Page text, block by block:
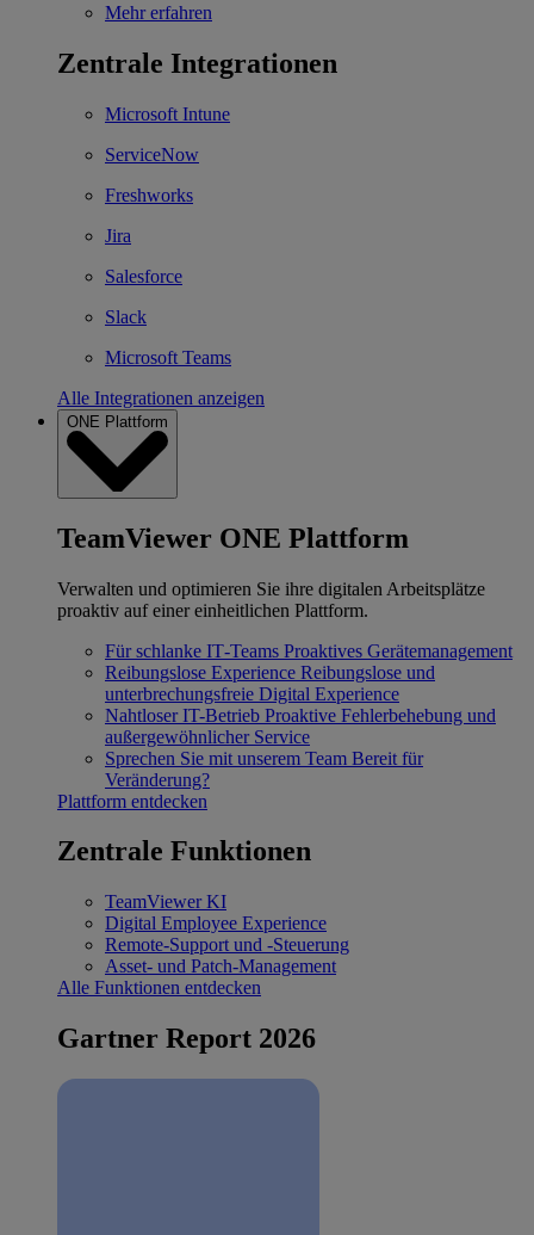
Mehr erfahren
Zentrale Integrationen
Microsoft Intune
ServiceNow
Freshworks
Jira
Salesforce
Slack
Microsoft Teams
Alle Integrationen anzeigen
ONE Plattform
TeamViewer ONE Plattform
Verwalten und optimieren Sie ihre digitalen Arbeitsplätze
proaktiv auf einer einheitlichen Plattform.
Für schlanke IT‐Teams Proaktives Gerätemanagement
Reibungslose Experience Reibungslose und
unterbrechungsfreie Digital Experience
Nahtloser IT-Betrieb Proaktive Fehlerbehebung und
außergewöhnlicher Service
Sprechen Sie mit unserem Team Bereit für
Veränderung?
Plattform entdecken
Zentrale Funktionen
TeamViewer KI
Digital Employee Experience
Remote-Support und -Steuerung
Asset- und Patch-Management
Alle Funktionen entdecken
Gartner Report 2026